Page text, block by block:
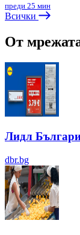
преди 25 мин
Всички
От
Лидл
dbr.bg